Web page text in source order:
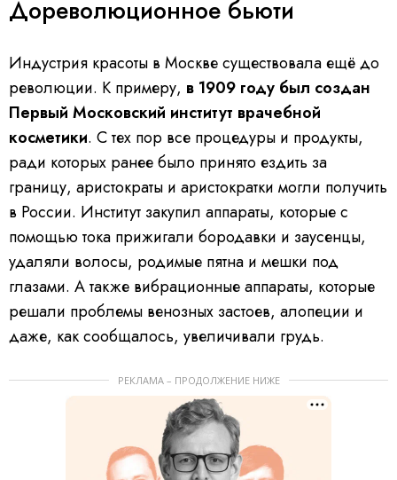
Дореволюционное бьюти
Индустрия красоты в Москве существовала ещё до
революции. К примеру, в 1909 году был создан
Первый Московский институт врачебной
косметики. С тех пор все процедуры и продукты,
ради которых ранее было принято ездить за
границу, аристократы и аристократки могли получить
в России. Институт закупил аппараты, которые с
помощью тока прижигали бородавки и заусенцы,
удаляли волосы, родимые пятна и мешки под
глазами. А также вибрационные аппараты, которые
решали проблемы венозных застоев, алопеции и
даже, как сообщалось, увеличивали грудь.
РЕКЛАМА – ПРОДОЛЖЕНИЕ НИЖЕ